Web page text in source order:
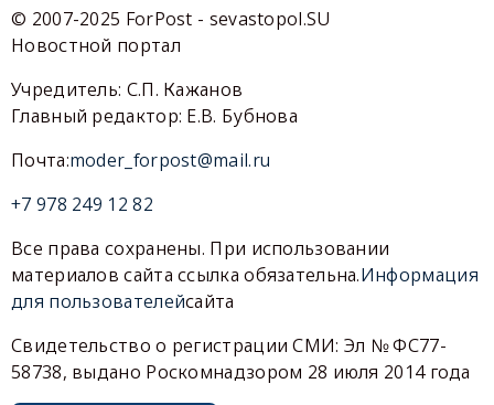
© 2007-2025 ForPost - sevastopol.SU
Новостной портал
Учредитель: С.П. Кажанов
Главный редактор: Е.В. Бубнова
Почта:moder_forpost@mail.ru
+7 978 249 12 82
Все права сохранены. При использовании
материалов сайта ссылка обязательна.Информация
для пользователейсайта
Свидетельство о регистрации СМИ: Эл № ФС77-
58738, выдано Роскомнадзором 28 июля 2014 года